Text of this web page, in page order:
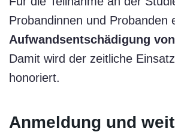
Probandinnen und Probanden
Aufwandsentschädigung
Damit wird der zeitliche
honoriert.
Anmeldung und